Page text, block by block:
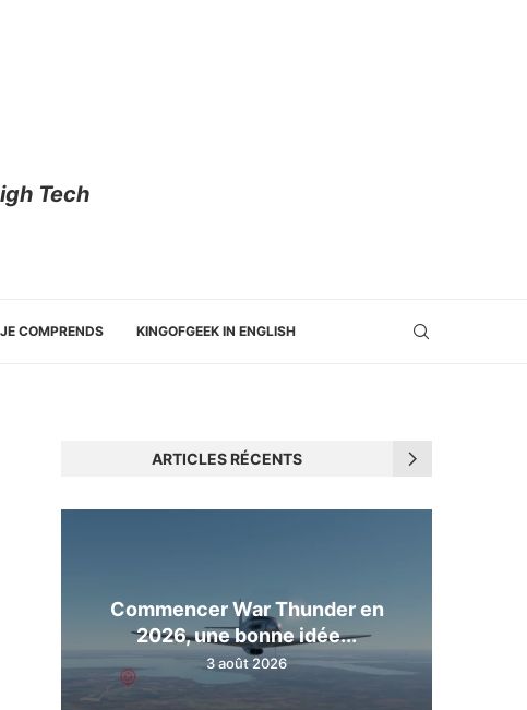
Tech
JE COMPRENDS KINGOFGEEK IN ENGLISH
ARTICLES RÉCENTS
Commencer War Thunder en
2026, une bonne idée...
3 août 2026